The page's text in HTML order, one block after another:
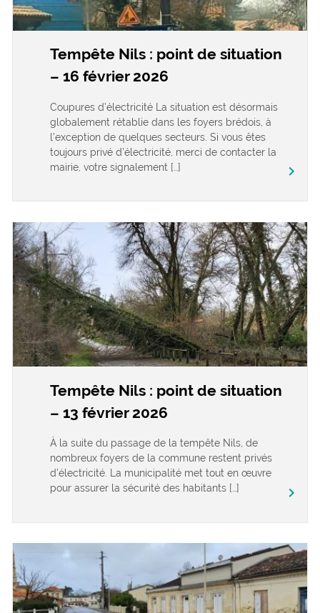
Tempête Nils : point de situation
– 16 février 2026
Coupures d’électricité La situation est désormais
globalement rétablie dans les foyers brédois, à
l’exception de quelques secteurs. Si vous êtes
toujours privé d’électricité, merci de contacter la
mairie, votre signalement […]
keyboard_arrow_right
Tempête Nils : point de situation
– 13 février 2026
À la suite du passage de la tempête Nils, de
nombreux foyers de la commune restent privés
d’électricité. La municipalité met tout en œuvre
pour assurer la sécurité des habitants […]
keyboard_arrow_right